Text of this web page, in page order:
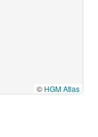
© HGM Atlas